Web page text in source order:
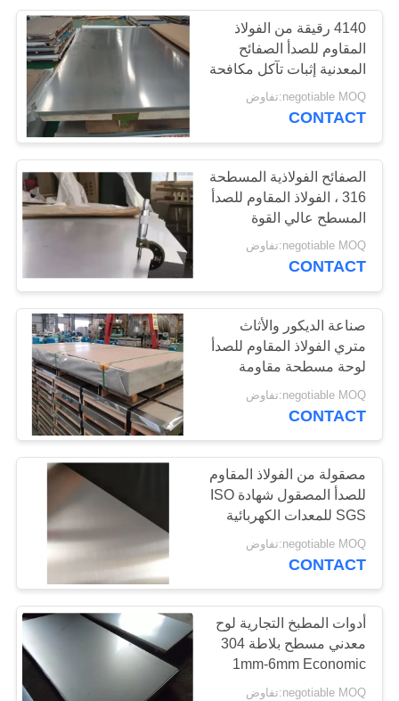
لفة قطاع الألمنيوم
أنبوب ألومنيوم
25
لفائف الفولاذ المقاوم
للصدأ
68
قطاع الفولاذ المقاوم
للصدأ
36
4140 رقيقة من الفولاذ
المقاوم للصدأ الصفائح
المعدنية إثبات تآكل مكافحة
الصدأ الكيميائية مستقرة
negotiable MOQ:تفاوض
CONTACT
الصفائح الفولاذية المسطحة
316 ، الفولاذ المقاوم للصدأ
المسطح عالي القوة
الإنتاجية المدرفلة على
البارد
negotiable MOQ:تفاوض
CONTACT
صناعة الديكور والأثاث
متري الفولاذ المقاوم للصدأ
لوحة مسطحة مقاومة
درجات الحرارة العالية
negotiable MOQ:تفاوض
CONTACT
مصقولة من الفولاذ المقاوم
للصدأ المصقول شهادة ISO
SGS للمعدات الكهربائية
negotiable MOQ:تفاوض
CONTACT
أدوات المطبخ التجارية لوح
معدني مسطح بلاطة 304
1mm-6mm Economic
Heavy Duty
negotiable MOQ:تفاوض